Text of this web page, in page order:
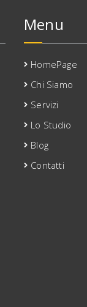
Menu
HomePage
Chi Siamo
Servizi
Lo Studio
Blog
Contatti